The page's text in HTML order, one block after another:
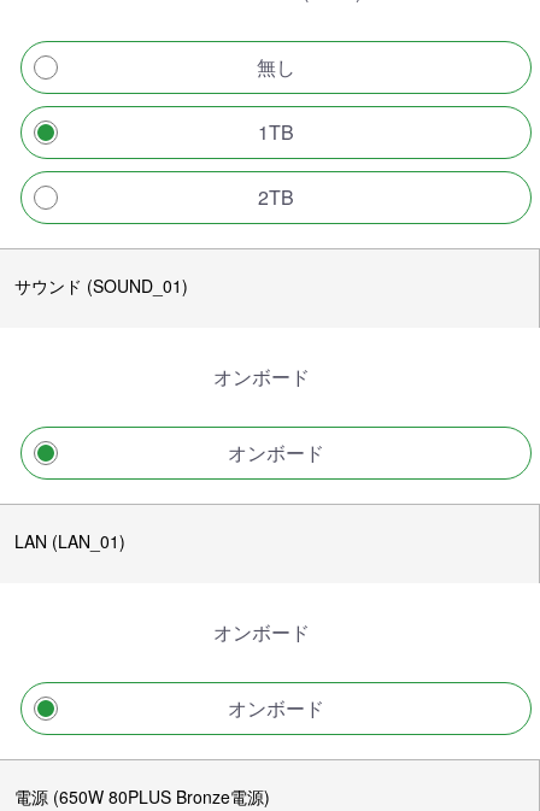
無し
1TB
2TB
サウンド (SOUND_01)
オンボード
オンボード
LAN (LAN_01)
オンボード
オンボード
電源 (650W 80PLUS Bronze電源)